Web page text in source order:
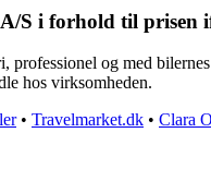
S i forhold til prisen
professionel og med
hos virksomheden.
• Travelmarket.dk • Clara